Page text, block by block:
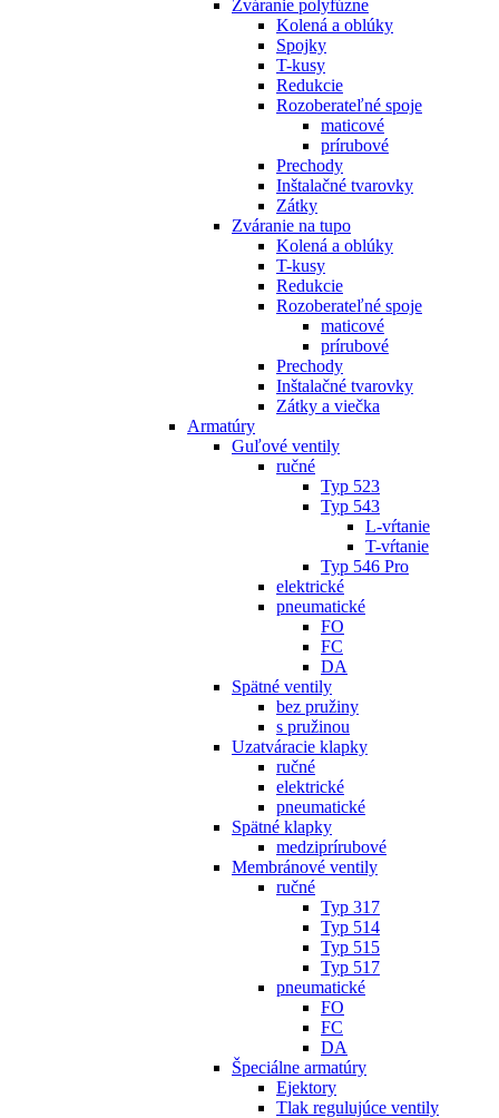
Zváranie polyfúzne
Kolená a oblúky
Spojky
T-kusy
Redukcie
Rozoberateľné spoje
maticové
prírubové
Prechody
Inštalačné tvarovky
Zátky
Zváranie na tupo
Kolená a oblúky
T-kusy
Redukcie
Rozoberateľné spoje
maticové
prírubové
Prechody
Inštalačné tvarovky
Zátky a viečka
Armatúry
Guľové ventily
ručné
Typ 523
Typ 543
L-vŕtanie
T-vŕtanie
Typ 546 Pro
elektrické
pneumatické
FO
FC
DA
Spätné ventily
bez pružiny
s pružinou
Uzatváracie klapky
ručné
elektrické
pneumatické
Spätné klapky
medziprírubové
Membránové ventily
ručné
Typ 317
Typ 514
Typ 515
Typ 517
pneumatické
FO
FC
DA
Špeciálne armatúry
Ejektory
Tlak regulujúce ventily